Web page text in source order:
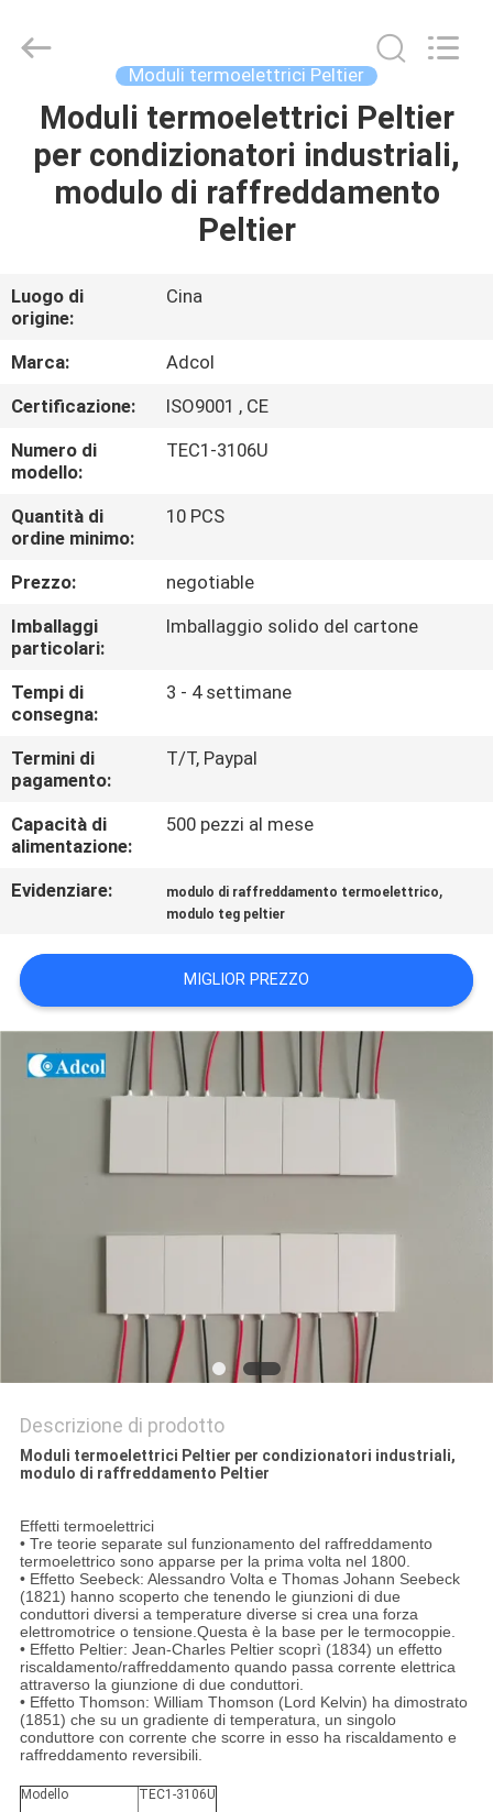
CASA
PRODOTTI
CIRCA
NOI
GIRO
DELLA
FABBRICA
CONTROLLO
DI
QUALITÀ
CONTATTO
STATI
UNITI
MAPPA
DEL
SITO
PRIVACY
Electronics
(Guangzhou)
Reserved.
Moduli termoelettrici Peltier
Moduli termoelettrici Peltier
per condizionatori industriali,
modulo di raffreddamento
Peltier
Luogo di
origine:
Cina
Marca:
Adcol
Certificazione:
ISO9001 , CE
Numero di
modello:
TEC1-3106U
Quantità di
ordine minimo:
10 PCS
Prezzo:
negotiable
Imballaggi
particolari:
Imballaggio solido del cartone
Tempi di
consegna:
3 - 4 settimane
Termini di
pagamento:
T/T, Paypal
Capacità di
alimentazione:
500 pezzi al mese
Evidenziare: modulo di raffreddamento termoelettrico,
modulo teg peltier
MIGLIOR PREZZO
Descrizione di prodotto
Moduli termoelettrici Peltier per condizionatori industriali,
modulo di raffreddamento Peltier
Effetti termoelettrici
• Tre teorie separate sul funzionamento del raffreddamento
termoelettrico sono apparse per la prima volta nel 1800.
• Effetto Seebeck: Alessandro Volta e Thomas Johann Seebeck
(1821) hanno scoperto che tenendo le giunzioni di due
conduttori diversi a temperature diverse si crea una forza
elettromotrice o tensione.Questa è la base per le termocoppie.
• Effetto Peltier: Jean-Charles Peltier scoprì (1834) un effetto
riscaldamento/raffreddamento quando passa corrente elettrica
attraverso la giunzione di due conduttori.
• Effetto Thomson: William Thomson (Lord Kelvin) ha dimostrato
(1851) che su un gradiente di temperatura, un singolo
conduttore con corrente che scorre in esso ha riscaldamento e
raffreddamento reversibili.
Modello
TEC1-3106U